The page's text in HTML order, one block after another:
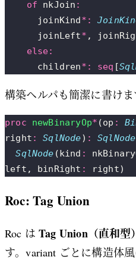
    of
nkJoin :
      joinKind
*:
      joinLeft
* ,
    else:
      children
*: seq [
構築ヘルパも簡潔に書けま
proc newBinaryOp* (op :
right : SqlNode) : SqlNode
  SqlNode
(kind :
left, binRight : right)
Roc: Tag Union
Roc はTag Union（直和型
す。variant ごとに構造体